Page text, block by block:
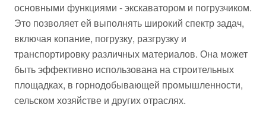
основными функциями - экскаватором и погрузчиком.
Это позволяет ей выполнять широкий спектр задач,
включая копание, погрузку, разгрузку и
транспортировку различных материалов. Она может
быть эффективно использована на строительных
площадках, в горнодобывающей промышленности,
сельском хозяйстве и других отраслях.